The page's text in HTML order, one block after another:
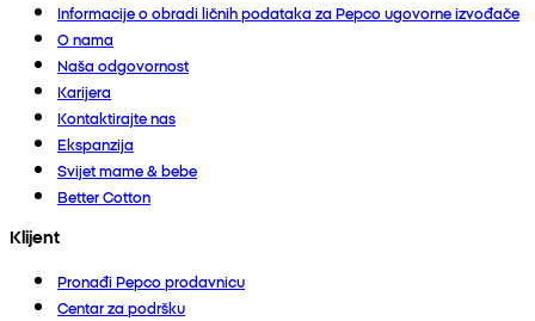
Informacije o obradi ličnih podataka za Pepco ugovorne izvođače
O nama
Naša odgovornost
Karijera
Kontaktirajte nas
Ekspanzija
Svijet mame & bebe
Better Cotton
Klijent
Pronađi Pepco prodavnicu
Centar za podršku